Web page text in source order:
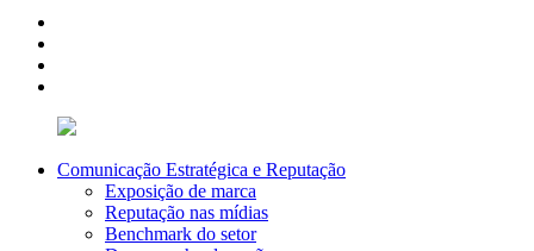
Comunicação Estratégica e Reputação
Exposição de marca
Reputação nas mídias
Benchmark do setor